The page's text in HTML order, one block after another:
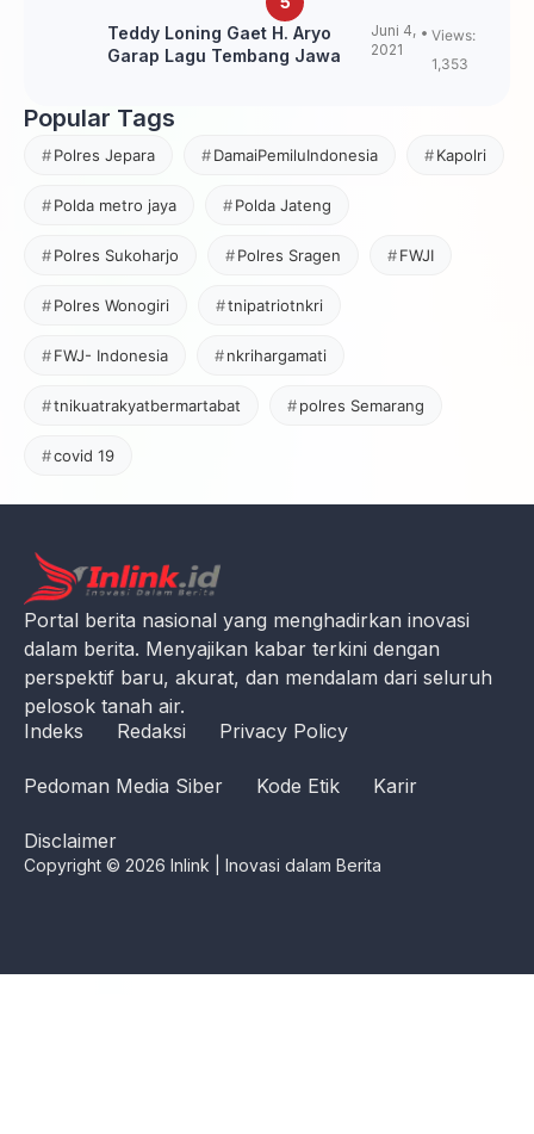
Teddy Loning Gaet H. Aryo
Garap Lagu Tembang Jawa
Juni 4,
2021
Views:
1,353
Popular Tags
Polres Jepara DamaiPemiluIndonesia Kapolri
Polda metro jaya Polda Jateng
Polres Sukoharjo Polres Sragen FWJI
Polres Wonogiri tnipatriotnkri
FWJ- Indonesia nkrihargamati
tnikuatrakyatbermartabat polres Semarang
covid 19
Portal berita nasional yang menghadirkan inovasi
dalam berita. Menyajikan kabar terkini dengan
perspektif baru, akurat, dan mendalam dari seluruh
pelosok tanah air.
Indeks
Redaksi Privacy Policy
Pedoman Media Siber Kode Etik Karir
Disclaimer
Copyright © 2026 Inlink | Inovasi dalam Berita